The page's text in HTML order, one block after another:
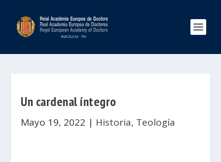
Un cardenal íntegro
Mayo 19, 2022 | Historia, Teología